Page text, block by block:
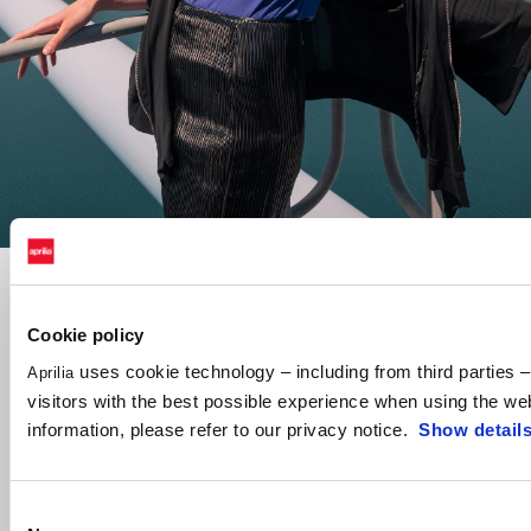
Cookie policy
Aprilia uses cookie technology – including from third parties
visitors with the best possible experience when using the
information, please refer to our privacy notice. Show details